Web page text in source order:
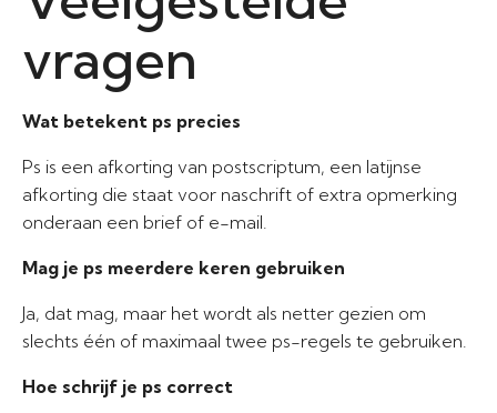
vragen
Wat betekent ps precies
Ps is een afkorting van postscriptum, een latijnse
afkorting die staat voor naschrift of extra opmerking
onderaan een brief of e-mail.
Mag je ps meerdere keren gebruiken
Ja, dat mag, maar het wordt als netter gezien om
slechts één of maximaal twee ps-regels te gebruiken.
Hoe schrijf je ps correct